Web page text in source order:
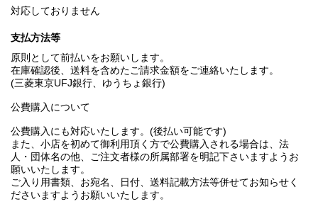
対応しておりません
支払方法等
原則として前払いをお願いします。
在庫確認後、送料を含めたご請求金額をご連絡いたします。
(三菱東京UFJ銀行、ゆうちょ銀行)
公費購入について
公費購入にも対応いたします。(後払い可能です)
また、小店を初めて御利用頂く方で公費購入される場合は、法
人・団体名の他、ご注文者様の所属部署を明記下さいますようお
願いいたします。
ご入り用書類、お宛名、日付、送料記載方法等併せてお知らせく
ださいますようお願いいたします。